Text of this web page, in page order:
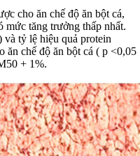
cho ăn chế độ ăn bột cá,
tăng trưởng thấp nhất.
tỷ lệ hiệu quả protein
ăn chế độ ăn bột cá ( p <0,05
+ 1%.